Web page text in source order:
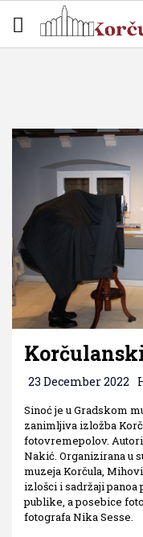
23 December 2022
Sinoć je u Gradskom
zanimljiva izložba
fotovremepolov.
Nakić. Organizirana u
muzeja Korčula,
izlošci i sadržaji panoa
publike, a posebice
fotografa Nika Sesse.